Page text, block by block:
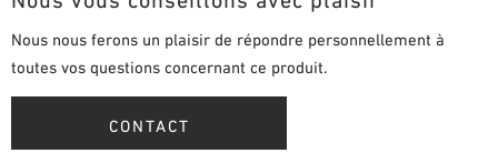
Nous nous ferons un plaisir de répondre personnellement à
toutes vos questions concernant ce produit.
CONTACT